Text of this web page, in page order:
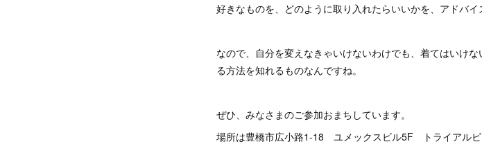
好きなものを、どのように取り入れたらいいかを、アドバイ
なので、自分を変えなきゃいけないわけでも、着てはいけ
る方法を知れるものなんですね。
ぜひ、みなさまのご参加おまちしています。
場所は豊橋市広小路1-18 ユメックスビル5F トライアルビ